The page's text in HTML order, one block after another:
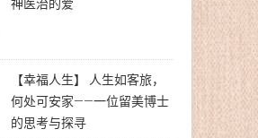
神医治的爱
【幸福人生】 人生如客旅，
何处可安家——一位留美博士
的思考与探寻